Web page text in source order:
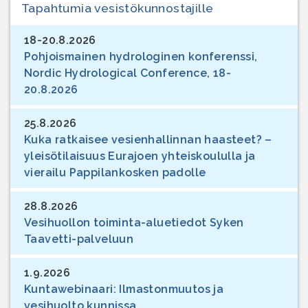
Tapahtumia vesistökunnostajille
18-20.8.2026
Pohjoismainen hydrologinen konferenssi,
Nordic Hydrological Conference, 18-
20.8.2026
25.8.2026
Kuka ratkaisee vesienhallinnan haasteet? –
yleisötilaisuus Eurajoen yhteiskoululla ja
vierailu Pappilankosken padolle
28.8.2026
Vesihuollon toiminta-aluetiedot Syken
Taavetti-palveluun
1.9.2026
Kuntawebinaari: Ilmastonmuutos ja